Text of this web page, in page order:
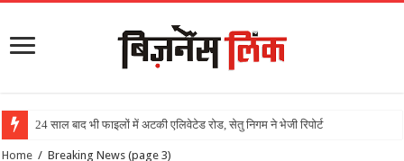
24 साल बाद भी फाइलों में अटकी एलिवेटेड रोड, सेतु निगम ने भेजी रिपोर्ट
Home / Breaking News (page 3)